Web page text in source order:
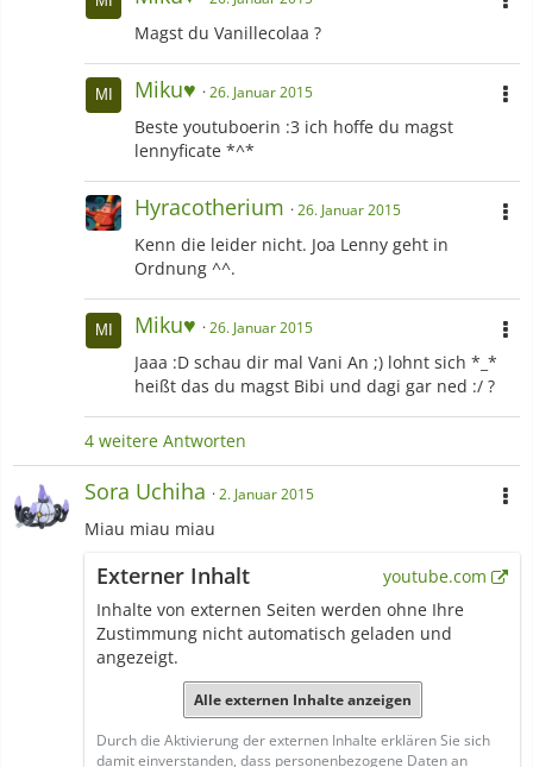
Magst du Vanillecolaa ?
Miku♥︎ 26. Januar 2015
Beste youtuboerin :3 ich hoffe du magst
lennyficate *^*
Hyracotherium 26. Januar 2015
Kenn die leider nicht. Joa Lenny geht in
Ordnung ^^.
Miku♥︎ 26. Januar 2015
Jaaa :D schau dir mal Vani An ;) lohnt sich *_*
heißt das du magst Bibi und dagi gar ned :/ ?
4 weitere Antworten
Sora Uchiha 2. Januar 2015
Miau miau miau
Externer Inhalt
youtube.com
Inhalte von externen Seiten werden ohne Ihre
Zustimmung nicht automatisch geladen und
angezeigt.
Alle externen Inhalte anzeigen
Durch die Aktivierung der externen Inhalte erklären Sie sich
damit einverstanden, dass personenbezogene Daten an